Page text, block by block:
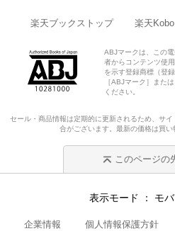
楽天ブックストップ 楽天
ABJマークは、この
者からコンテンツ使
を示す登録商標（登
［ABJマーク］また
ください。
セール・商品情報は定期的に更新されるため、サ
合がございます。最新の価格は買い
このページの
表示モード モ
企業情報 個人情報保護方針